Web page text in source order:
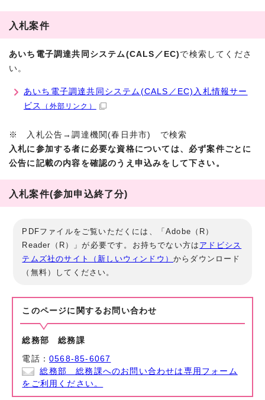
入札案件
あいち電子調達共同システム(CALS／EC) で検索してくださ
い。
あいち電子調達共同システム(CALS／EC)入札情報サー
ビス
（外部リンク）
※ 入札公告→調達機関(春日井市) で検索
入札に参加する者に必要な資格については、必ず案件ごとに
公告に記載の内容を確認のうえ申込みをして下さい。
入札案件(参加申込終了分)
PDFファイルをご覧いただくには、「Adobe（R）
Reader（R）」が必要です。お持ちでない方は アドビシス
テムズ社のサイト（新しいウィンドウ）からダウンロード
（無料）してください。
このページに関する お問い合わせ
総務部 総務課
電話：0568-85-6067
総務部 総務課へのお問い合わせは専用フォーム
をご利用ください。